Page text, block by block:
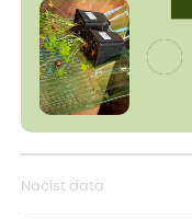
Načíst data